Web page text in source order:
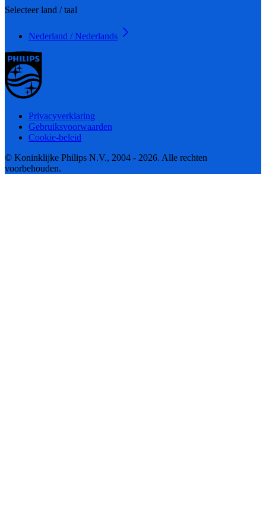
Selecteer land / taal
Nederland / Nederlands
Privacyverklaring
Gebruiksvoorwaarden
Cookie-beleid
© Koninklijke Philips N.V., 2004 - 2026. Alle rechten
voorbehouden.